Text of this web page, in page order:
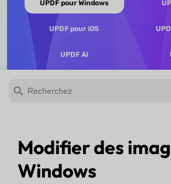
UPDF pour Windows
UPDF pour iOS
UPDF AI
Modifier des
Windows